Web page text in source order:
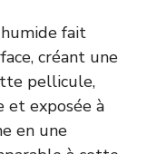
fait
créant une
pellicule,
et exposée à
en une